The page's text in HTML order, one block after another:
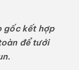
gốc kết hợp
để tưới